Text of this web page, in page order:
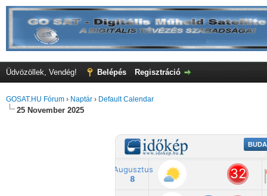
Üdvözöllek, Vendég! Belépés Regisztráció
GOSAT.HU Fórum › Naptár › Default Calendar
25 November 2025